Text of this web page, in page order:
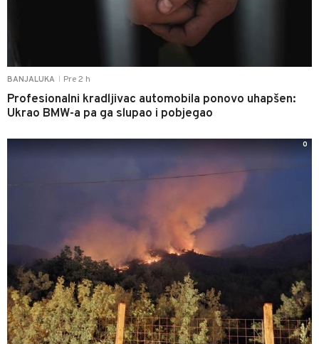
BANJALUKA Pre 2 h
Profesionalni kradljivac automobila ponovo uhapšen:
Ukrao BMW-a pa ga slupao i pobjegao
0